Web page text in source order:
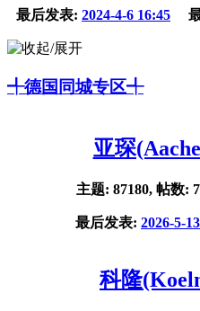
最后发表: 2024-4-6 16:45
╃德国同城专区╃
亚琛
主题: 87180, 帖数:
最后发表: 2026-5-
科隆